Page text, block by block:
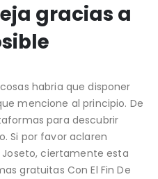
gracias a
habria que disponer
mencione al principio. De
para descubrir
Si por favor aclaren
Joseto, ciertamente esta
gratuitas Con El Fin De